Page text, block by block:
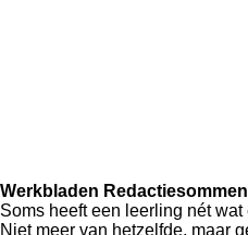
Werkbladen
Soms heeft een leerling nét
Niet meer van hetzelfde, maar